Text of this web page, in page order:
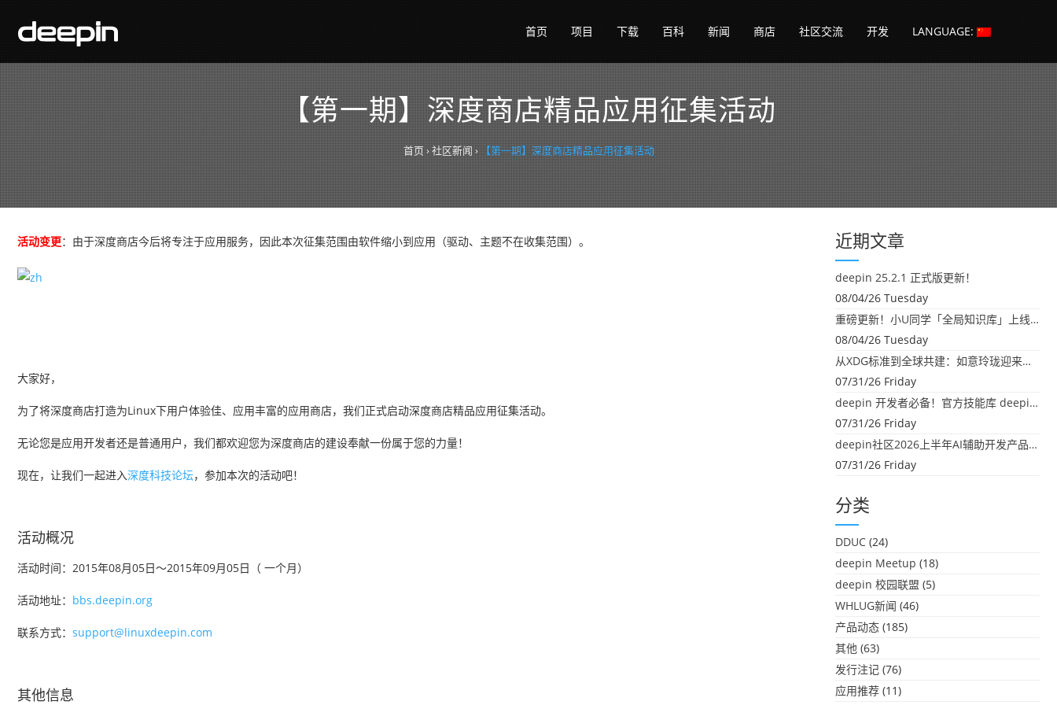
首页 项目 下载 百科 新闻 商店 社区交流 开发 LANGUAGE:
【第一期】深度商店精品应用征集活动
首页›社区新闻›【第一期】深度商店精品应用征集活动
活动变更：由于深度商店今后将专注于应用服务，因此本次征集范围由软件缩小到应用（驱动、主题不在收集范围）。
大家好，
为了将深度商店打造为Linux下用户体验佳、应用丰富的应用商店，我们正式启动深度商店精品应用征集活动。
无论您是应用开发者还是普通用户，我们都欢迎您为深度商店的建设奉献一份属于您的力量！
现在，让我们一起进入深度科技论坛，参加本次的活动吧！
活动概况
活动时间：2015年08月05日～2015年09月05日（ 一个月）
活动地址： bbs.deepin.org
联系方式： support@linuxdeepin.com
其他信息
近期文章
deepin 25.2.1 正式版更新！
08/04/26 Tuesday
重磅更新！小U同学「全局知识库」上线：你的本地文件，终于"活"起来了
08/04/26 Tuesday
从XDG标准到全球共建：如意玲珑迎来首个海外开源贡献
07/31/26 Friday
deepin 开发者必备！官方技能库 deepin-skills 正式开源
07/31/26 Friday
deepin社区2026上半年AI辅助开发产品大盘点：社区创造力大爆发！
07/31/26 Friday
分类
DDUC (24)
deepin Meetup (18)
deepin 校园联盟 (5)
WHLUG新闻 (46)
产品动态 (185)
其他 (63)
发行注记 (76)
应用推荐 (11)